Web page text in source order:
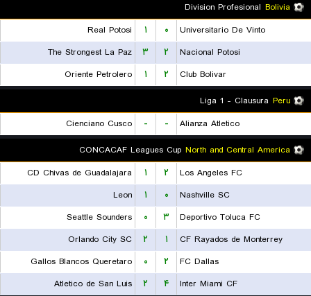
Bolivia
Division Profesional
Universitario De Vinto
۰ ۱
Real Potosi
Nacional Potosi
۲ ۳
The Strongest La Paz
Club Bolivar
۲ ۱
Oriente Petrolero
Peru
Liga 1 - Clausura
Alianza Atletico
-
-
Cienciano Cusco
North and Central America
CONCACAF Leagues Cup
Los Angeles FC
۲ ۱
CD Chivas de Guadalajara
Nashville SC
۰ ۱
Leon
Deportivo Toluca FC
۳ ۰
Seattle Sounders
CF Rayados de Monterrey
۱ ۲
Orlando City SC
FC Dallas
۲ ۰
Gallos Blancos Queretaro
Inter Miami CF
۴ ۲
Atletico de San Luis